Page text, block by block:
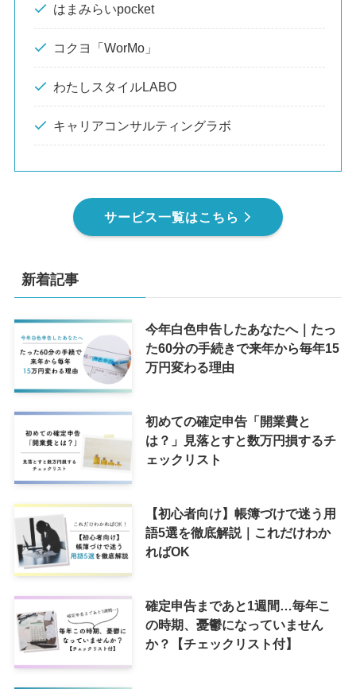
はまみらいpocket
コクヨ「WorMo」
わたしスタイルLABO
キャリアコンサルティングラボ
サービス一覧はこちら
新着記事
今年白色申告したあなたへ｜たっ
た60分の手続きで来年から毎年15
万円変わる理由
初めての確定申告「開業費と
は？」見落とすと数万円損するチ
ェックリスト
【初心者向け】帳簿づけで迷う用
語5選を徹底解説｜これだけわか
ればOK
確定申告まであと1週間…毎年こ
の時期、憂鬱になっていません
か？【チェックリスト付】